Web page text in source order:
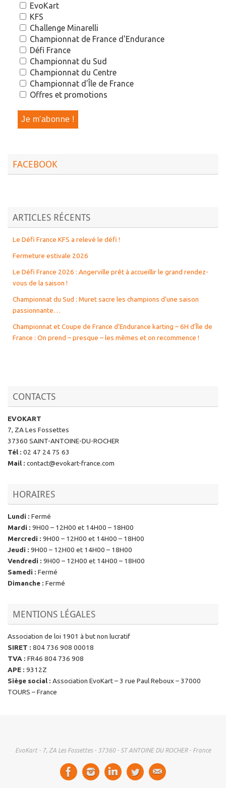
EvoKart
KFS
Challenge Minarelli
Championnat de France d'Endurance
Défi France
Championnat du Sud
Championnat du Centre
Championnat d'Île de France
Offres et promotions
FACEBOOK
ARTICLES RÉCENTS
Le Défi France KFS a relevé le défi !
Fermeture estivale 2026
Le Défi France 2026 : Angerville prêt à accueillir le grand rendez-
vous de la saison !
Championnat du Sud : Muret sacre les champions d’une saison
passionnante…
Championnat et Coupe de France d’Endurance karting – 6H d’Île de
France : On prend – presque – les mêmes et on recommence !
CONTACTS
EVOKART
7, ZA Les Fossettes
37360 SAINT-ANTOINE-DU-ROCHER
Tél : 02 47 24 75 63
Mail : contact@evokart-france.com
HORAIRES
Lundi : Fermé
Mardi : 9H00 – 12H00 et 14H00 – 18H00
Mercredi : 9H00 – 12H00 et 14H00 – 18H00
Jeudi : 9H00 – 12H00 et 14H00 – 18H00
Vendredi : 9H00 – 12H00 et 14H00 – 18H00
Samedi : Fermé
Dimanche : Fermé
MENTIONS LÉGALES
Association de loi 1901 à but non lucratif
SIRET : 804 736 908 00018
TVA : FR46 804 736 908
APE : 9312Z
Siège social : Association EvoKart – 3 rue Paul Reboux – 37000
TOURS – France
EvoKart - 7, ZA Les Fossettes - 37360 - ST ANTOINE DU ROCHER - France